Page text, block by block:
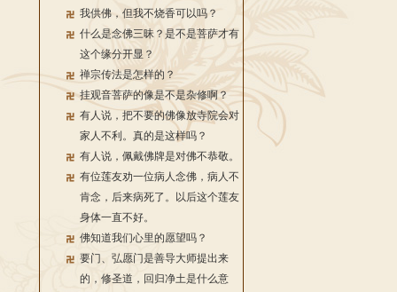
我供佛，但我不烧香可以吗？
什么是念佛三昧？是不是菩萨才有
这个缘分开显？
禅宗传法是怎样的？
挂观音菩萨的像是不是杂修啊？
有人说，把不要的佛像放寺院会对
家人不利。真的是这样吗？
有人说，佩戴佛牌是对佛不恭敬。
有位莲友劝一位病人念佛，病人不
肯念，后来病死了。以后这个莲友
身体一直不好。
佛知道我们心里的愿望吗？
要门、弘愿门是善导大师提出来
的，修圣道，回归净土是什么意